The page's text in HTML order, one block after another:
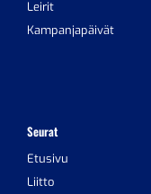
Leirit
Kampanjapäivät
Seurat
Etusivu
Liitto